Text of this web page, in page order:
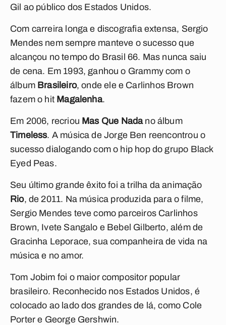
Gil ao público dos Estados Unidos.
Com carreira longa e discografia extensa, Sergio
Mendes nem sempre manteve o sucesso que
alcançou no tempo do Brasil 66. Mas nunca saiu
de cena. Em 1993, ganhou o Grammy com o
álbum Brasileiro, onde ele e Carlinhos Brown
fazem o hit Magalenha.
Em 2006, recriou Mas Que Nadano álbum
Timeless. A música de Jorge Ben reencontrou o
sucesso dialogando com o hip hop do grupo Black
Eyed Peas.
Seu último grande êxito foi a trilha da animação
Rio, de 2011. Na música produzida para o filme,
Sergio Mendes teve como parceiros Carlinhos
Brown, Ivete Sangalo e Bebel Gilberto, além de
Gracinha Leporace, sua companheira de vida na
música e no amor.
Tom Jobim foi o maior compositor popular
brasileiro. Reconhecido nos Estados Unidos, é
colocado ao lado dos grandes de lá, como Cole
Porter e George Gershwin.